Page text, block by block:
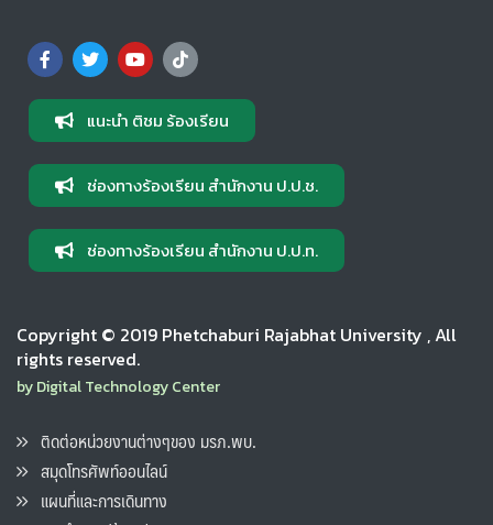
แนะนำ ติชม ร้องเรียน
ช่องทางร้องเรียน สำนักงาน ป.ป.ช.
ช่องทางร้องเรียน สำนักงาน ป.ป.ท.
Copyright © 2019 Phetchaburi Rajabhat University , All
rights reserved.
by Digital Technology Center
ติดต่อหน่วยงานต่างๆของ มรภ.พบ.
สมุดโทรศัพท์ออนไลน์
แผนที่และการเดินทาง